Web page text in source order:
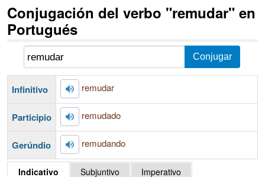
Conjugación del verbo "remudar" en
Portugués
Infinitivo remudar
Participio remudado
Gerúndio remudando
Indicativo Subjuntivo
Imperativo